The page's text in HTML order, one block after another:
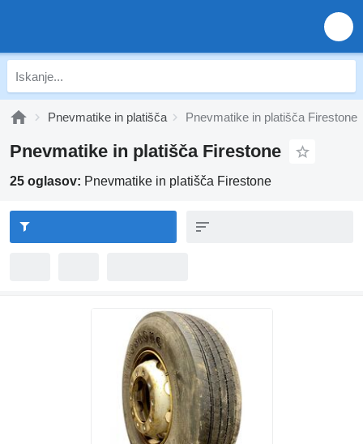
Pnevmatike in platišča Pnevmatike in platišča Firestone
Pnevmatike in platišča Firestone
25 oglasov: Pnevmatike in platišča Firestone